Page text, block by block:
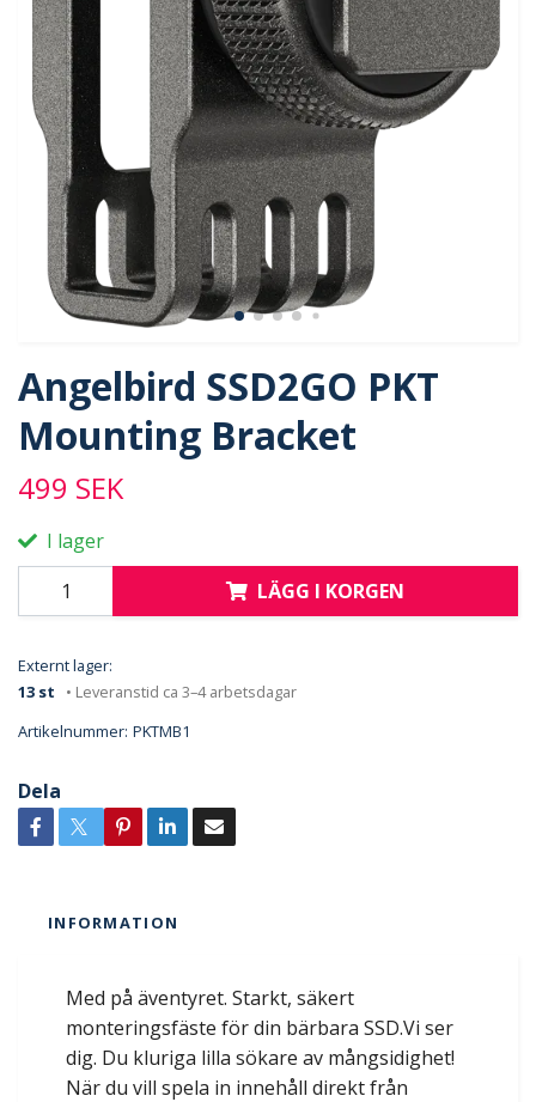
Angelbird SSD2GO PKT
Mounting Bracket
499 SEK
I lager
LÄGG I KORGEN
Externt lager:
13 st
• Leveranstid ca 3–4 arbetsdagar
Artikelnummer: PKTMB1
Dela
INFORMATION
Med på äventyret. Starkt, säkert
monteringsfäste för din bärbara SSD.Vi ser
dig. Du kluriga lilla sökare av mångsidighet!
När du vill spela in innehåll direkt från